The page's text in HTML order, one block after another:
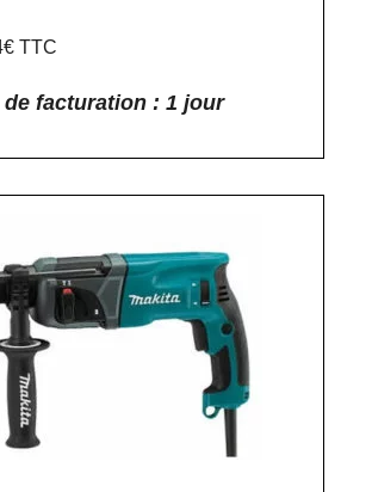
TTC
facturation : 1 jour